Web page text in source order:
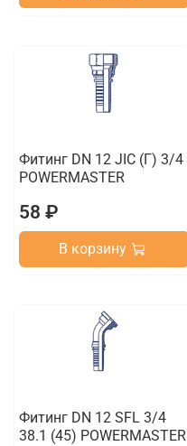
Фитинг DN 12 JIC (Г) 3/4
POWERMASTER
58 ₽
В корзину
Фитинг DN 12 SFL 3/4
38.1 (45) POWERMASTER